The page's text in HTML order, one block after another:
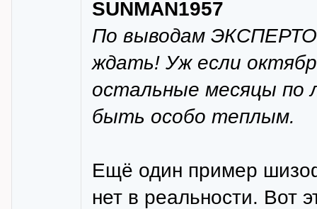
SUNMAN1957
По выводам
ждать! Уж если
остальные месяцы по
быть особо теплым.
Ещё один пример
нет в реальности. Вот